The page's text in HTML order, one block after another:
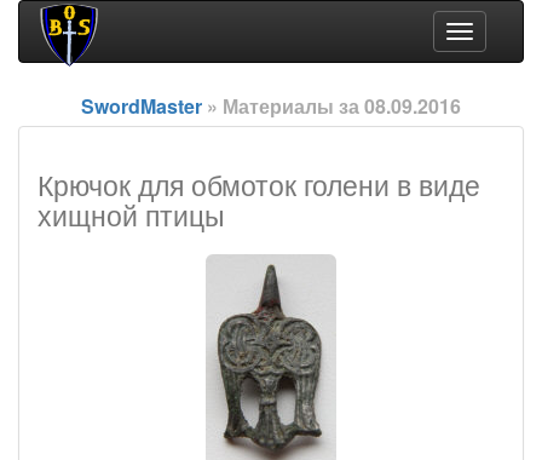
Toggle
navigation
SwordMaster » Материалы за 08.09.2016
Крючок для обмоток голени в виде
хищной птицы